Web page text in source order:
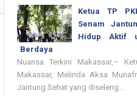
Ketua TP
Senam
Hidup Aktif
Berdaya
Nuansa Terkini Makassar,–
Makassar, Melinda Aksa
Jantung Sehat yang diseleng...